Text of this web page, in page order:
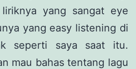
liriknya yang sangat eye
yang easy listening di
seperti saya saat itu.
mau bahas tentang lagu